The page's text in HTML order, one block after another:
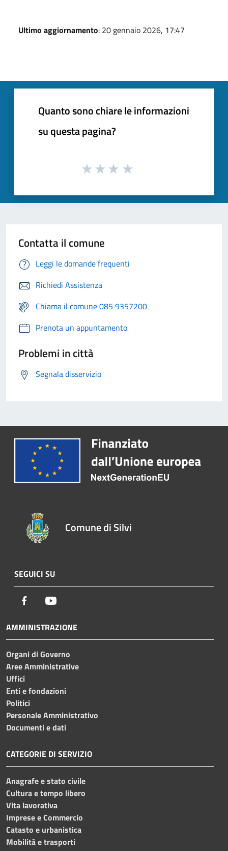
Ultimo aggiornamento: 20 gennaio 2026, 17:47
Quanto sono chiare le informazioni
su questa pagina?
Contatta il comune
Leggi le domande frequenti
Richiedi Assistenza
Chiama il comune 085 9357200
Prenota un appuntamento
Problemi in città
Segnala disservizio
Comune di Silvi
SEGUICI SU
Facebook
AMMINISTRAZIONE
Organi di Governo
Aree Amministrative
Uffici
Enti e fondazioni
Politici
Personale Amministrativo
Documenti e dati
CATEGORIE DI SERVIZIO
Anagrafe e stato civile
Cultura e tempo libero
Vita lavorativa
Imprese e Commercio
Catasto e urbanistica
Mobilità e trasporti